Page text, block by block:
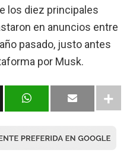
los diez principales
en anuncios entre
pasado, justo antes
por Musk.